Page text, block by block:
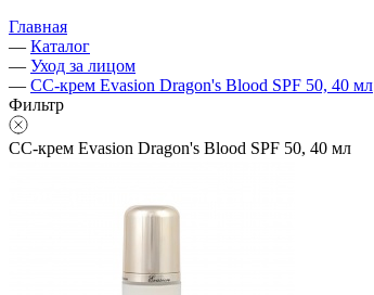
Главная
— Каталог
— Уход за лицом
— CC-крем Evasion Dragon's Blood SPF 50, 40 мл
Фильтр
CC-крем Evasion Dragon's Blood SPF 50, 40 мл